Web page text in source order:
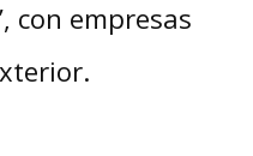
con empresas